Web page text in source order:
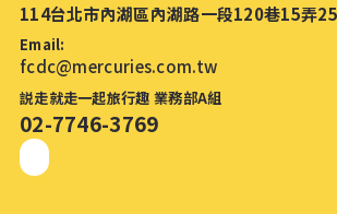
114台北市內湖區內湖路一段120巷15弄
Email:
fcdc@mercuries.com.tw
説走就走一起旅行趣 業務部A組
02-7746-3769